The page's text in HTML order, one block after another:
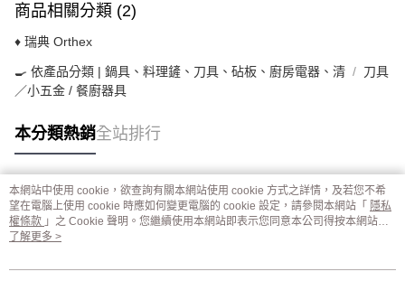
商品相關分類 (2)
♦ 瑞典 Orthex
🍳 依產品分類 | 鍋具、料理鏟、刀具、砧板、廚房電器、清
刀具
／小五金 / 餐廚器具
本分類熱銷全站排行
熱門標籤
本網站中使用 cookie，欲查詢有關本網站使用 cookie 方式之詳情，及若您不希
望在電腦上使用 cookie 時應如何變更電腦的 cookie 設定，請參閱本網站「 隱私
權條款 」之 Cookie 聲明。您繼續使用本網站即表示您同意本公司得按本網站使
用條款之 Cookie 聲明使用 cookie。
了解更多 >